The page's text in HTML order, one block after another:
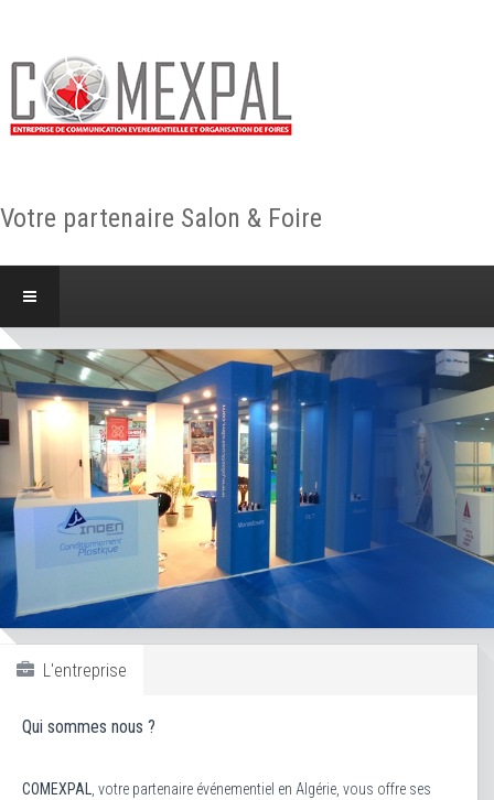
Votre partenaire Salon & Foire
L'entreprise
Qui sommes nous ?
COMEXPAL
, votre partenaire événementiel en Algérie, vous offre ses